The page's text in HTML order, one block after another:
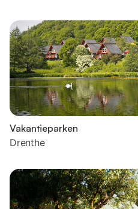
Vakantieparken
Drenthe